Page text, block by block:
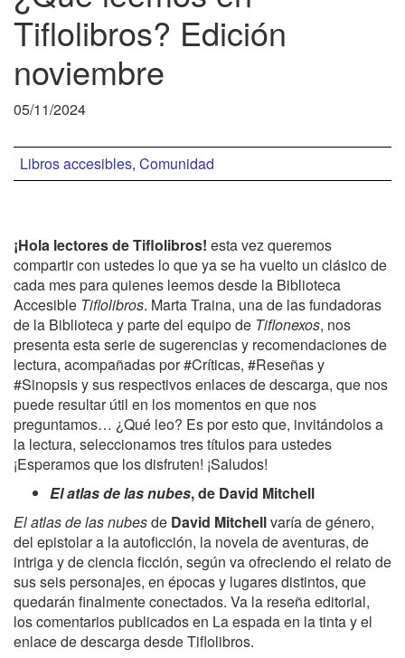
Tiflolibros? Edición
noviembre
05/11/2024
Libros accesibles, Comunidad
¡Hola lectores de Tiflolibros! esta vez queremos
compartir con ustedes lo que ya se ha vuelto un clásico de
cada mes para quienes leemos desde la Biblioteca
Accesible Tiflolibros. Marta Traina, una de las fundadoras
de la Biblioteca y parte del equipo de Tiflonexos, nos
presenta esta serie de sugerencias y recomendaciones de
lectura, acompañadas por #Críticas, #Reseñas y
#Sinopsis y sus respectivos enlaces de descarga, que nos
puede resultar útil en los momentos en que nos
preguntamos… ¿Qué leo? Es por esto que, invitándolos a
la lectura, seleccionamos tres títulos para ustedes
¡Esperamos que los disfruten! ¡Saludos!
El atlas de las nubes, de David Mitchell
El atlas de las nubesde David Mitchellvaría de género,
del epistolar a la autoficción, la novela de aventuras, de
intriga y de ciencia ficción, según va ofreciendo el relato de
sus seis personajes, en épocas y lugares distintos, que
quedarán finalmente conectados. Va la reseña editorial,
los comentarios publicados en La espada en la tinta y el
enlace de descarga desde Tiflolibros.